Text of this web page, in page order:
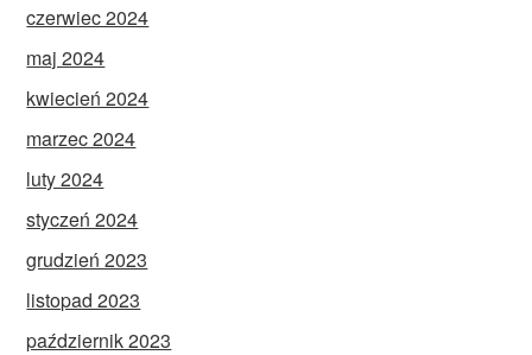
czerwiec 2024
maj 2024
kwiecień 2024
marzec 2024
luty 2024
styczeń 2024
grudzień 2023
listopad 2023
październik 2023